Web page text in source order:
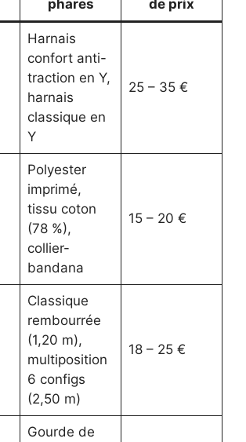
phares de prix
Harnais
confort anti-
traction en Y,
harnais
classique en
Y
25 – 35 €
Polyester
imprimé,
tissu coton
(78 %),
collier-
bandana
15 – 20 €
Classique
rembourrée
(1,20 m),
multiposition
6 configs
(2,50 m)
18 – 25 €
Gourde de